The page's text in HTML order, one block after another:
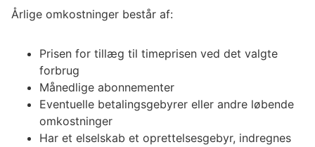
Årlige omkostninger består af:
Prisen for tillæg til timeprisen ved det valgte
forbrug
Månedlige abonnementer
Eventuelle betalingsgebyrer eller andre løbende
omkostninger
Har et elselskab et oprettelsesgebyr, indregnes